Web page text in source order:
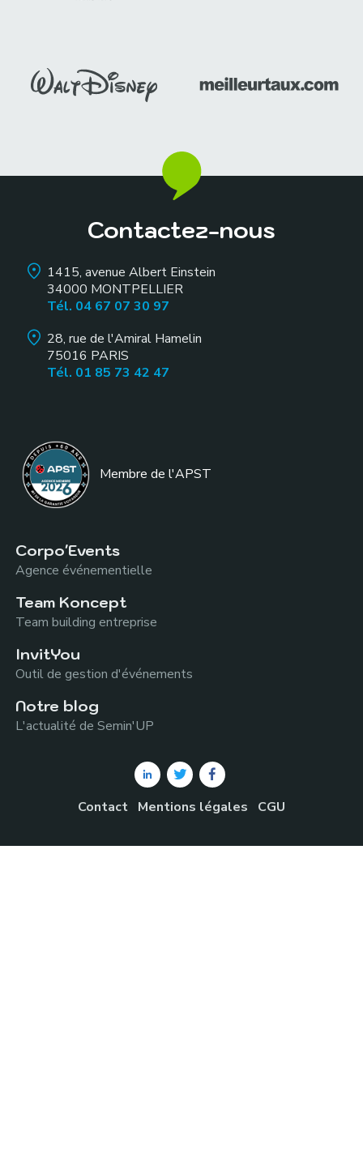
Contactez-nous
1415, avenue Albert Einstein
34000 MONTPELLIER
Tél. 04 67 07 30 97
28, rue de l'Amiral Hamelin
75016 PARIS
Tél. 01 85 73 42 47
Membre de l'APST
Corpo'Events
Agence événementielle
Team Koncept
Team building entreprise
InvitYou
Outil de gestion d'événements
Notre blog
L'actualité de Semin'UP
Contact Mentions légales CGU